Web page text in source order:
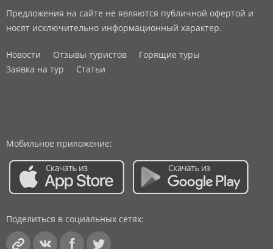
Предложения на сайте не являются публичной офертой и
носят исключительно информационный характер.
Новости Отзывы туристов
Горящие туры
Заявка на тур
Статьи
Мобильное приложение:
Поделиться в социальных сетях: